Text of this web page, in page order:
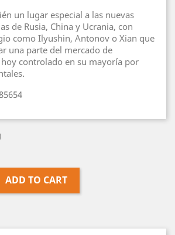
un lugar especial a las nuevas
de Rusia, China y Ucrania, con
como Ilyushin, Antonov o Xian que
una parte del mercado de
controlado en su mayoría por
ADD TO CART